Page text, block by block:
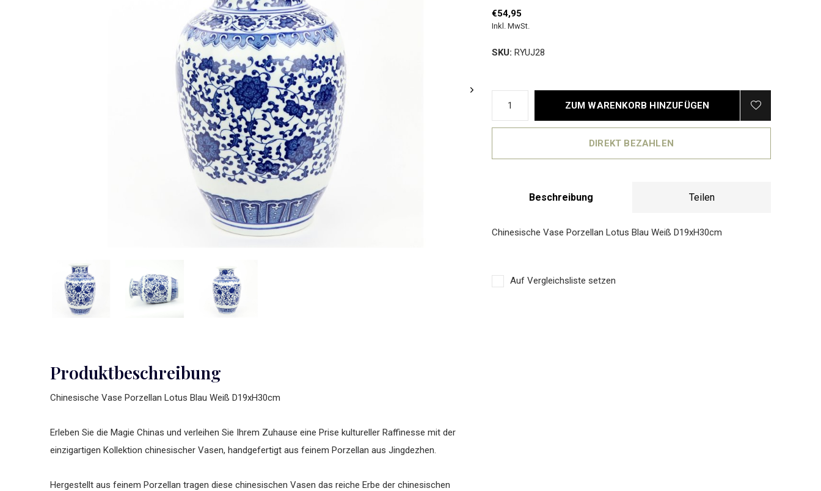
€54,95
Inkl. MwSt.
SKU: RYUJ28
ZUM WARENKORB HINZUFÜGEN
DIREKT BEZAHLEN
Beschreibung Teilen
Chinesische Vase Porzellan Lotus Blau Weiß D19xH30cm
Auf Vergleichsliste setzen
Produktbeschreibung
Chinesische Vase Porzellan Lotus Blau Weiß D19xH30cm
Erleben Sie die Magie Chinas und verleihen Sie Ihrem Zuhause eine Prise kultureller Raffinesse mit der
einzigartigen Kollektion chinesischer Vasen, handgefertigt aus feinem Porzellan aus Jingdezhen.
Hergestellt aus feinem Porzellan tragen diese chinesischen Vasen das reiche Erbe der chinesischen